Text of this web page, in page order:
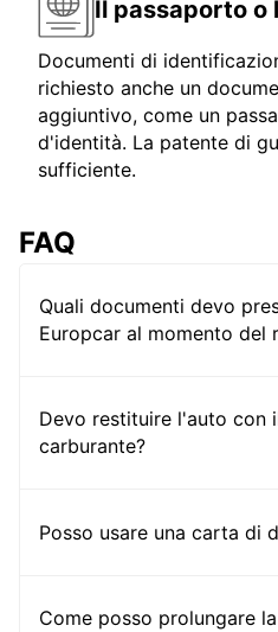
Il passaporto
Documenti di
richiesto anche un
aggiuntivo, come un
d'identità. La patente di
sufficiente.
FAQ
Quali documenti devo
Europcar al momento del
Devo restituire l'auto con
carburante?
Posso usare una carta di
Come posso prolungare